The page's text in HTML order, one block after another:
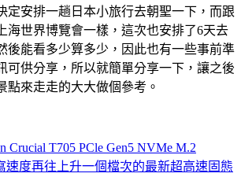
定安排一趟日本小旅行去朝聖一下，而跟
海世界博覽會一樣，這次也安排了6天去
後能看多少算多少，因此也有一些事前準
可供分享，所以就簡單分享一下，讓之後
點來走走的大大做個參考。
Crucial T705 PCle Gen5 NVMe M.2
速度再往上升一個檔次的最新超高速固態